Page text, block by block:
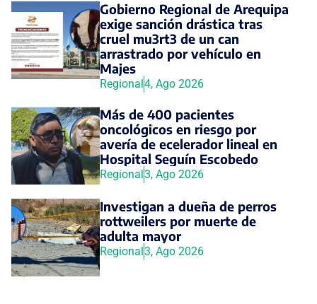
Gobierno Regional de Arequipa
exige sanción drástica tras
cruel mu3rt3 de un can
arrastrado por vehículo en
Majes
Regional4, Ago 2026
Más de 400 pacientes
oncológicos en riesgo por
avería de ecelerador lineal en
Hospital Seguín Escobedo
Regional3, Ago 2026
Investigan a dueña de perros
rottweilers por muerte de
adulta mayor
Regional3, Ago 2026